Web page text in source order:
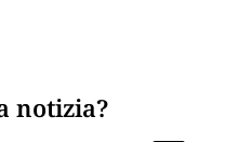
notizia?